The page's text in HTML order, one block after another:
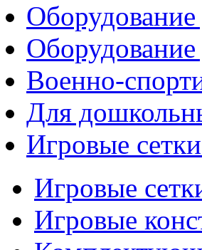
Оборудование
Оборудование
Военно-
Для
Игровые
Игровые
Игровые